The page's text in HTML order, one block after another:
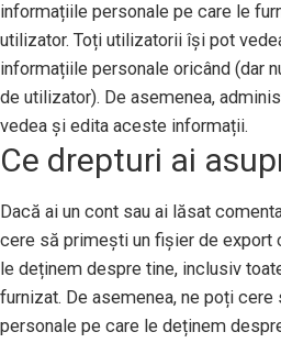
informațiile personale pe care le
utilizator. Toți utilizatorii își pot
informațiile personale oricând (dar
de utilizator). De asemenea,
vedea și edita aceste informații.
Ce drepturi ai
Dacă ai un cont sau ai lăsat
cere să primești un fișier de export
le deținem despre tine, inclusiv
furnizat. De asemenea, ne poți
personale pe care le deținem